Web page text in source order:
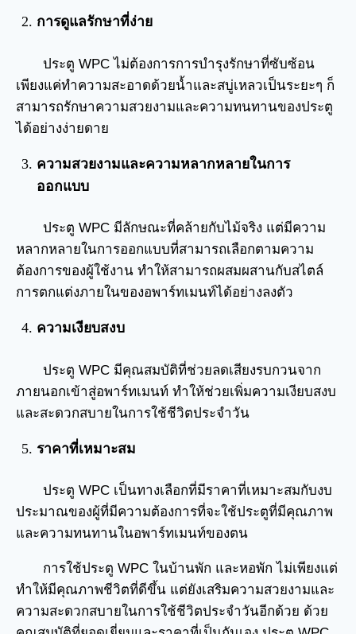
การดูแลรักษาที่ง่าย
ประตู WPC ไม่ต้องการการบำรุงรักษาที่ซับซ้อน
เพียงแค่ทำความสะอาดด้วยน้ำและสบู่เหลวเป็นระยะๆ ก็
สามารถรักษาความสวยงามและความทนทานของประตู
ได้อย่างง่ายดาย
ความสวยงามและความหลากหลายในการ
ออกแบบ
ประตู WPC มีลักษณะที่คล้ายกับไม้จริง แต่มีความ
หลากหลายในการออกแบบที่สามารถเลือกตามความ
ต้องการของผู้ใช้งาน ทำให้สามารถผสมผสานกับสไตล์
การตกแต่งภายในของอพาร์ทเมนท์ได้อย่างลงตัว
ความเงียบสงบ
ประตู WPC มีคุณสมบัติที่ช่วยลดเสียงรบกวนจาก
ภายนอกเข้าสู่อพาร์ทเมนท์ ทำให้ช่วยเพิ่มความเงียบสงบ
และสะดวกสบายในการใช้ชีวิตประจำวัน
ราคาที่เหมาะสม
ประตู WPC เป็นทางเลือกที่มีราคาที่เหมาะสมกับงบ
ประมาณของผู้ที่มีความต้องการที่จะใช้ประตูที่มีคุณภาพ
และความทนทานในอพาร์ทเมนท์ของตน
การใช้ประตู WPC ในบ้านพัก และหอพัก ไม่เพียงแต่
ทำให้มีคุณภาพชีวิตที่ดีขึ้น แต่ยังเสริมความสวยงามและ
ความสะดวกสบายในการใช้ชีวิตประจำวันอีกด้วย ด้วย